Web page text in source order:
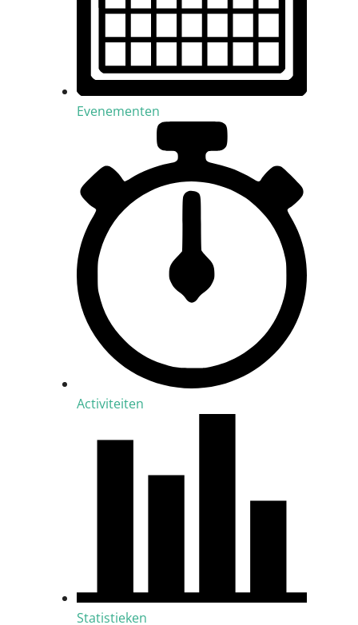
Evenementen
Activiteiten
Statistieken